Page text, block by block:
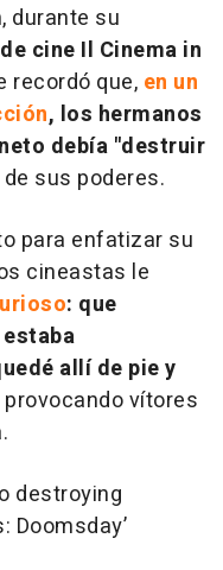
durante su
cine Il Cinema in
recordó que, en un
, los hermanos
debía "destruir
sus poderes.
para enfatizar su
cineastas le
: que
allí de pie y
provocando vítores
destroying
Doomsday’